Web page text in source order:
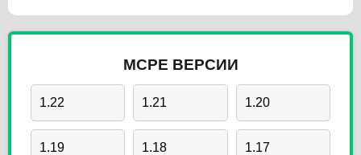
MCPE ВЕРСИИ
1.22 1.21 1.20
1.19 1.18 1.17